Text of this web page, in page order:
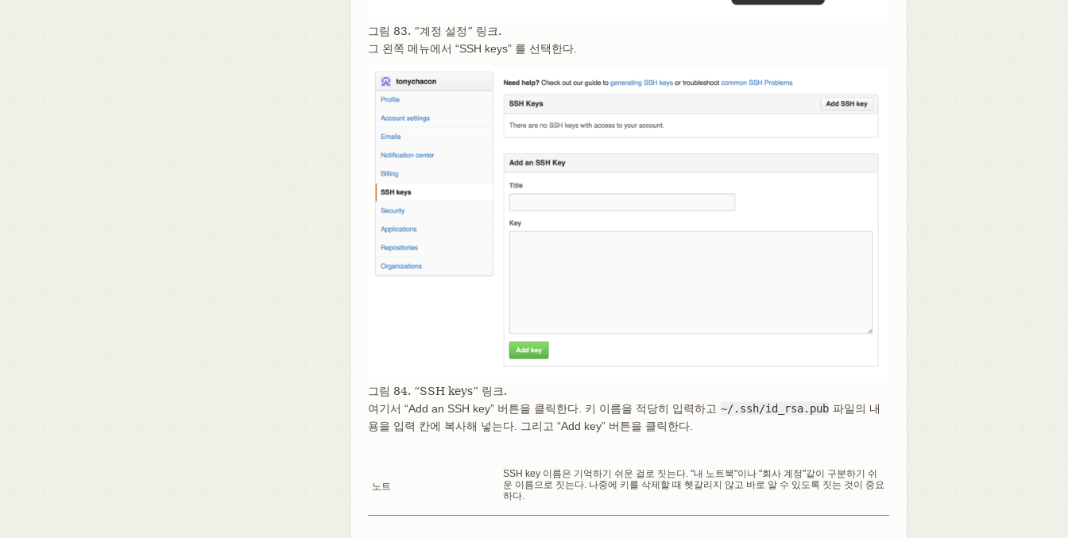
그림 83. “계정 설정” 링크.
그 왼쪽 메뉴에서 “SSH keys” 를 선택한다.
그림 84. “SSH keys” 링크.
여기서 “Add an SSH key” 버튼을 클릭한다. 키 이름을 적당히 입력하고 ~/.ssh/id_rsa.pub 파일의 내
용을 입력 칸에 복사해 넣는다. 그리고 “Add key” 버튼을 클릭한다.
노트
SSH key 이름은 기억하기 쉬운 걸로 짓는다. "내 노트북"이나 "회사 계정"같이 구분하기 쉬
운 이름으로 짓는다. 나중에 키를 삭제할 때 헷갈리지 않고 바로 알 수 있도록 짓는 것이 중요
하다.